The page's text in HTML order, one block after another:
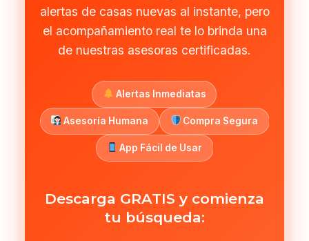
alertas de casas nuevas al instante, pero
el acompañamiento real te lo brinda una
de nuestras asesoras certificadas.
Alertas Inmediatas
Asesoría Humana Compra Segura
App Fácil de Usar
Descarga GRATIS y comienza
tu búsqueda: